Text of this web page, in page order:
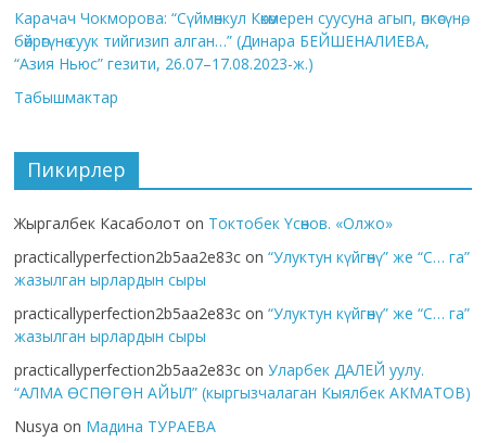
Карачач Чокморова: “Сүймөнкул Көкөмерен суусуна агып, өпкөсүнө,
бөйрөгүнө суук тийгизип алган…” (Динара БЕЙШЕНАЛИЕВА,
“Азия Ньюс” гезити, 26.07–17.08.2023-ж.)
Табышмактар
Пикирлер
Жыргалбек Касаболот on Токтобек Үсөнов. «Олжо»
practicallyperfection2b5aa2e83c on“Улуктун күйгөнү” же “С… га”
жазылган ырлардын сыры
practicallyperfection2b5aa2e83c on“Улуктун күйгөнү” же “С… га”
жазылган ырлардын сыры
practicallyperfection2b5aa2e83c onУларбек ДАЛЕЙ уулу.
“АЛМА ӨСПӨГӨН АЙЫЛ” (кыргызчалаган Кыялбек АКМАТОВ)
Nusya on Мадина ТУРАЕВА